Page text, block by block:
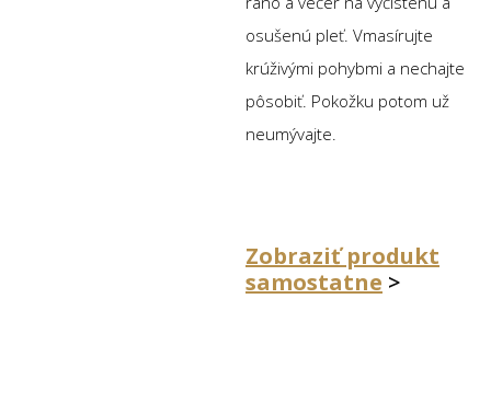
osušenú pleť. Vmasírujte
krúživými pohybmi a nechajte
pôsobiť. Pokožku potom už
neumývajte.
Zobraziť produkt
samostatne >